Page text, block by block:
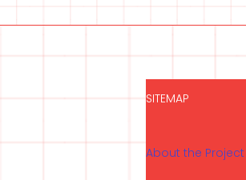
SITEMAP
About the Project